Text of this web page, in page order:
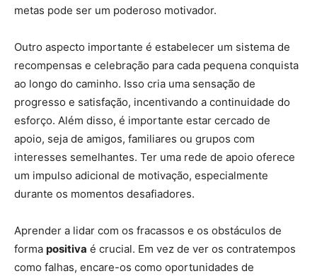
metas pode ser um poderoso motivador.
Outro aspecto importante é estabelecer um sistema de
recompensas e celebração para cada pequena conquista
ao longo do caminho. Isso cria uma sensação de
progresso e satisfação, incentivando a continuidade do
esforço. Além disso, é importante estar cercado de
apoio, seja de amigos, familiares ou grupos com
interesses semelhantes. Ter uma rede de apoio oferece
um impulso adicional de motivação, especialmente
durante os momentos desafiadores.
Aprender a lidar com os fracassos e os obstáculos de
forma positiva é crucial. Em vez de ver os contratempos
como falhas, encare-os como oportunidades de